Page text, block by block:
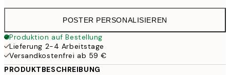
POSTER PERSONALISIEREN
Produktion auf Bestellung
Lieferung 2-4 Arbeitstage
Versandkostenfrei ab 59 €
PRODUKTBESCHREIBUNG